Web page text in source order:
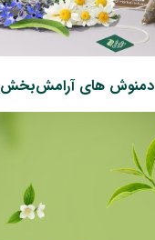
دمنوش های آرامش‌بخش